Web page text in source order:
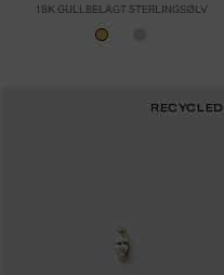
18K GULLBELAGT STERLINGSØLV
RECYCLED